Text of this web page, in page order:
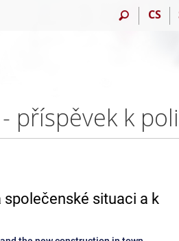
CS
situaci a k